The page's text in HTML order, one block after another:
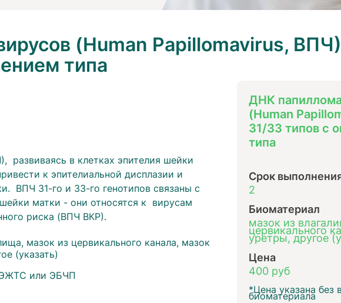
(Human Papillomavirus,
типа
ДНК
(Human
31/33 типов с
типа
Срок
2
Биоматериал
мазок из
цервикального
уретры, другое
Цена
400 руб
*Цена указана без
биоматериала
развиваясь в клетках эпителия шейки
к эпителиальной дисплазии и
ВПЧ 31-го и 33-го генотипов связаны с
матки - они относятся к вирусам
риска (ВПЧ ВКР).
мазок из цервикального канала, мазок
(указать)
или ЭБЧП